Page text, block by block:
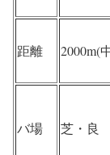
距離 2000m(
バ場 芝・良